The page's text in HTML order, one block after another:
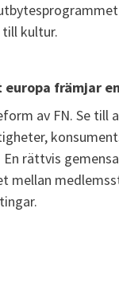
kultur.
främjar
av FN. Se
rättvis
mellan